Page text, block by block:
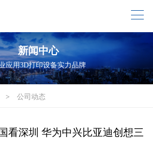
新闻中心
应用3D打印设备实力品牌
> 公司动态
看深圳 华为中兴比亚迪创想三